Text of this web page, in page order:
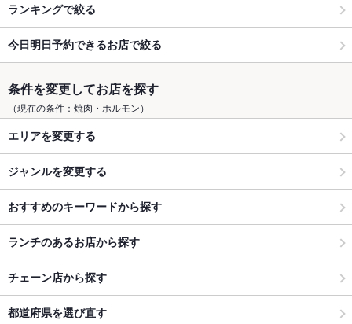
ランキングで絞る
今日明日予約できるお店で絞る
条件を変更してお店を探す
（現在の条件：焼肉・ホルモン）
エリアを変更する
ジャンルを変更する
おすすめのキーワードから探す
ランチのあるお店から探す
チェーン店から探す
都道府県を選び直す